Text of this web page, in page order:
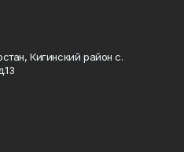
Кигинский район с.